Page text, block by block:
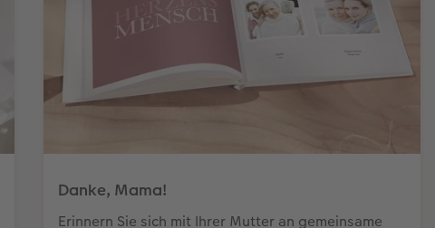
Danke, Mama!
Erinnern Sie sich mit Ihrer Mutter an gemeinsame